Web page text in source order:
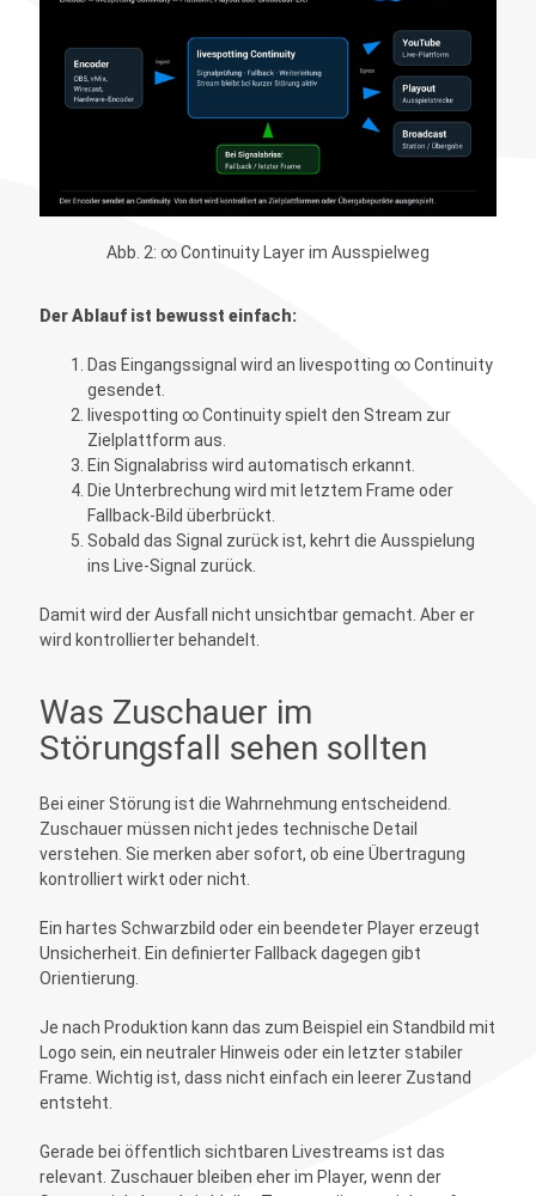
Abb. 2: ∞ Continuity Layer im Ausspielweg
Der Ablauf ist bewusst einfach:
Das Eingangssignal wird an livespotting ∞ Continuity
gesendet.
livespotting ∞ Continuity spielt den Stream zur
Zielplattform aus.
Ein Signalabriss wird automatisch erkannt.
Die Unterbrechung wird mit letztem Frame oder
Fallback-Bild überbrückt.
Sobald das Signal zurück ist, kehrt die Ausspielung
ins Live-Signal zurück.
Damit wird der Ausfall nicht unsichtbar gemacht. Aber er
wird kontrollierter behandelt.
Was Zuschauer im
Störungsfall sehen sollten
Bei einer Störung ist die Wahrnehmung entscheidend.
Zuschauer müssen nicht jedes technische Detail
verstehen. Sie merken aber sofort, ob eine Übertragung
kontrolliert wirkt oder nicht.
Ein hartes Schwarzbild oder ein beendeter Player erzeugt
Unsicherheit. Ein definierter Fallback dagegen gibt
Orientierung.
Je nach Produktion kann das zum Beispiel ein Standbild mit
Logo sein, ein neutraler Hinweis oder ein letzter stabiler
Frame. Wichtig ist, dass nicht einfach ein leerer Zustand
entsteht.
Gerade bei öffentlich sichtbaren Livestreams ist das
relevant. Zuschauer bleiben eher im Player, wenn der